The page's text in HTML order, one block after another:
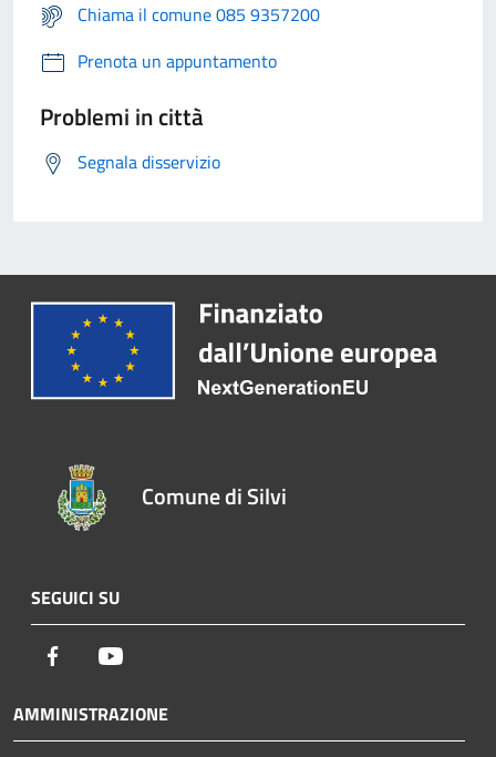
Chiama il comune 085 9357200
Prenota un appuntamento
Problemi in città
Segnala disservizio
Comune di Silvi
SEGUICI SU
Facebook
AMMINISTRAZIONE